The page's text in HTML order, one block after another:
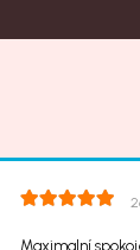
Maximalní